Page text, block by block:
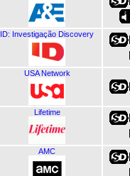
ID: Investigação Discovery
USA Network
Lifetime
AMC